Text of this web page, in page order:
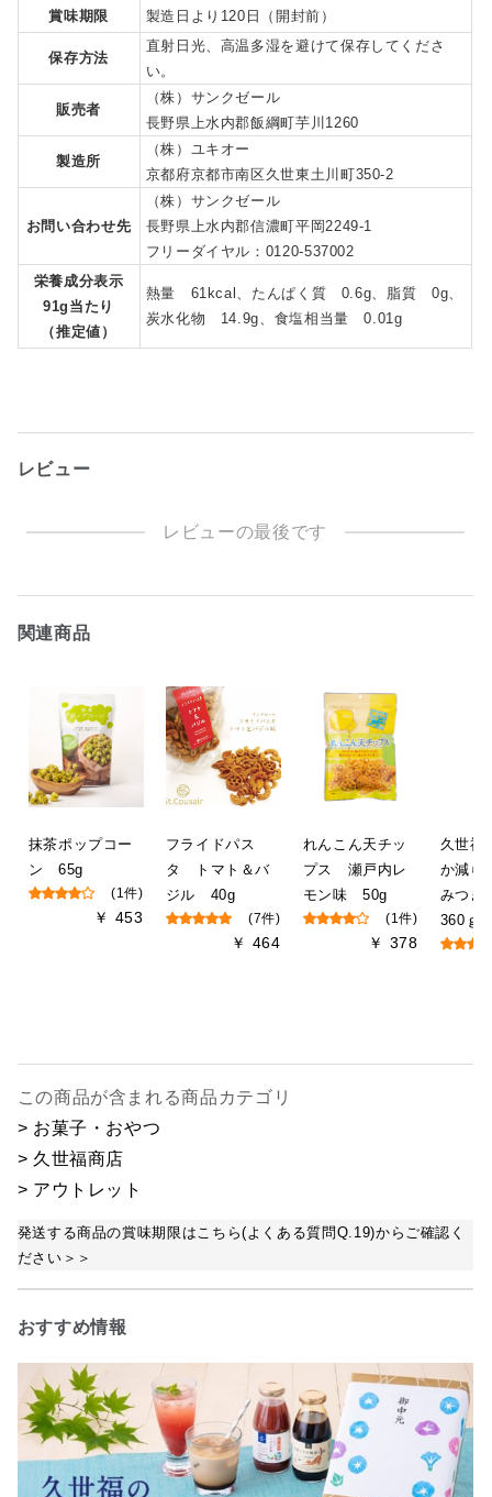
賞味期限 製造日より120日（開封前）
保存方法
直射日光、高温多湿を避けて保存してくださ
い。
販売者
（株）サンクゼール
長野県上水内郡飯綱町芋川1260
製造所
（株）ユキオー
京都府京都市南区久世東土川町350-2
お問い合わせ先
（株）サンクゼール
長野県上水内郡信濃町平岡2249-1
フリーダイヤル：0120-537002
栄養成分表示
91g当たり
（推定値）
熱量 61kcal、たんぱく質 0.6g、脂質 0g、
炭水化物 14.9g、食塩相当量 0.01g
レビュー
レビューの最後です
関連商品
抹茶ポップコー
ン 65g
(1件)
￥ 453
フライドパス
タ トマト＆バ
ジル 40g
(7件)
￥ 464
れんこん天チッ
プス 瀬戸内レ
モン味 50g
(1件)
￥ 378
久世福
か減
みつ
360ｇ
この商品が含まれる商品カテゴリ
> お菓子・おやつ
> 久世福商店
> アウトレット
発送する商品の賞味期限はこちら(よくある質問Q.19)からご確認く
ださい＞＞
おすすめ情報